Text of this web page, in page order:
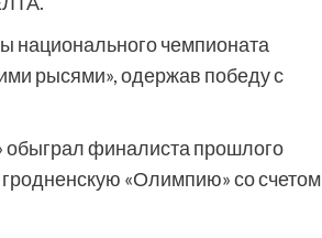
национального чемпионата
рысями», одержав победу с
обыграл финалиста прошлого
«Олимпию» со счетом